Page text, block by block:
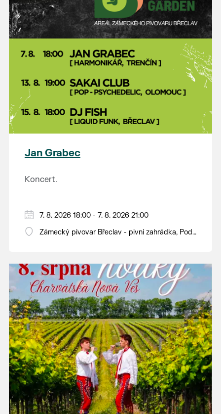
Jan Grabec
Koncert.
7. 8. 2026 18:00 - 7. 8. 2026 21:00
Zámecký pivovar Břeclav - pivní zahrádka, Pod